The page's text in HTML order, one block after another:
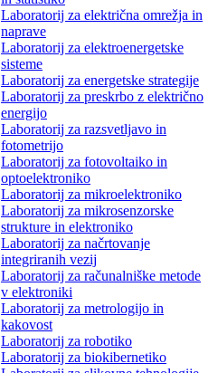
Laboratorij za električna omrežja in
naprave
Laboratorij za elektroenergetske
sisteme
Laboratorij za energetske strategije
Laboratorij za preskrbo z električno
energijo
Laboratorij za razsvetljavo in
fotometrijo
Laboratorij za fotovoltaiko in
optoelektroniko
Laboratorij za mikroelektroniko
Laboratorij za mikrosenzorske
strukture in elektroniko
Laboratorij za načrtovanje
integriranih vezij
Laboratorij za računalniške metode
v elektroniki
Laboratorij za metrologijo in
kakovost
Laboratorij za robotiko
Laboratorij za biokibernetiko